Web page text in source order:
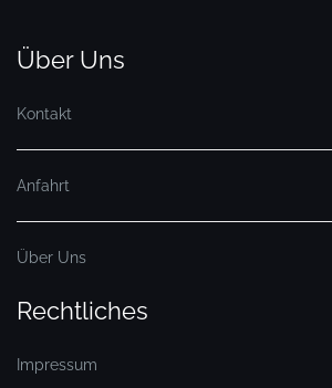
Über Uns
Kontakt
Anfahrt
Über Uns
Rechtliches
Impressum